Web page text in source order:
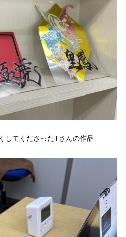
してくださったTさんの作品